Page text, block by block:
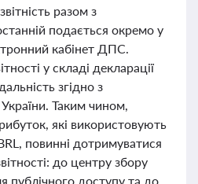
разом з
подається окремо у
кабінет ДПС.
у складі декларації
згідно з
Таким чином,
які використовують
повинні дотримуватися
до центру збору
публічного доступу та до